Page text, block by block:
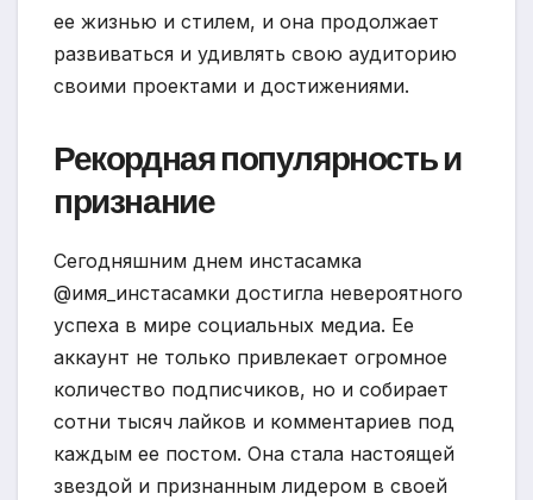
ее жизнью и стилем, и она продолжает
развиваться и удивлять свою аудиторию
своими проектами и достижениями.
Рекордная популярность и
признание
Сегодняшним днем инстасамка
@имя_инстасамки достигла невероятного
успеха в мире социальных медиа. Ее
аккаунт не только привлекает огромное
количество подписчиков, но и собирает
сотни тысяч лайков и комментариев под
каждым ее постом. Она стала настоящей
звездой и признанным лидером в своей